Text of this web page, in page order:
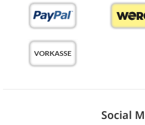
Social